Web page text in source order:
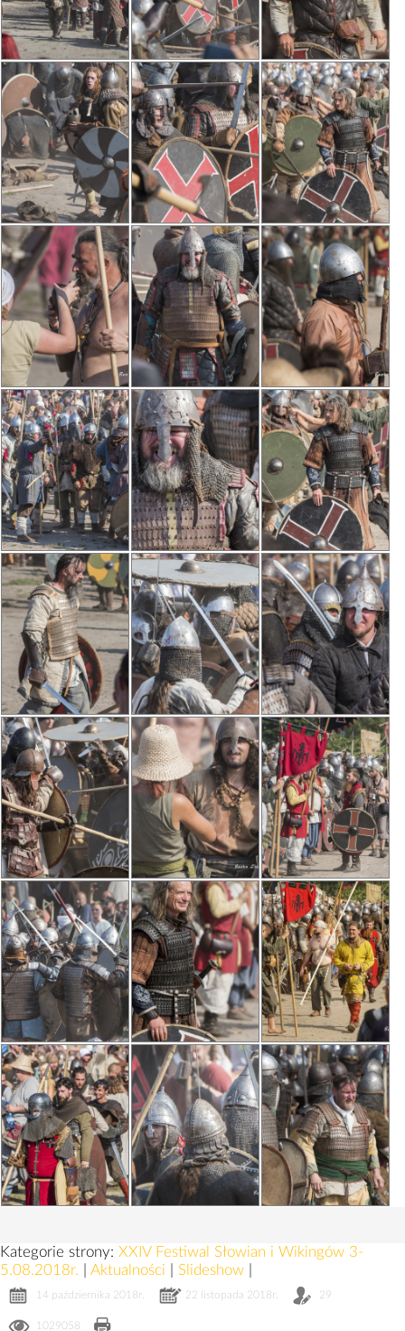
Kategorie strony: XXIV Festiwal Słowian i Wikingów 3-
5.08.2018r.
Aktualności Slideshow
14 października 2018r. 22 listopada 2018r. 29
1029058